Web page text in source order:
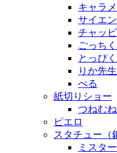
キャラ
サイエ
チャッ
ごっち
とっぴ
りか先生
ぺる
紙切りショー
つねむね
ピエロ
スタチュー（
ミスタ